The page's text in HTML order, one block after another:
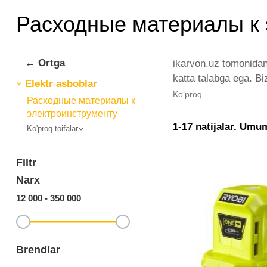
Расходные материалы к
← Ortga
Elektr asboblar
Расходные материалы к
электроинструменту
Ko'proq toifalar
Filtr
Narx
12 000 - 350 000
Brendlar
ikarvon.uz
katta talabga ega.
материалы к
O'zbekistondagi eng
narxlar oralig'i. Va
Ko‘proq
1-17 natijalar.